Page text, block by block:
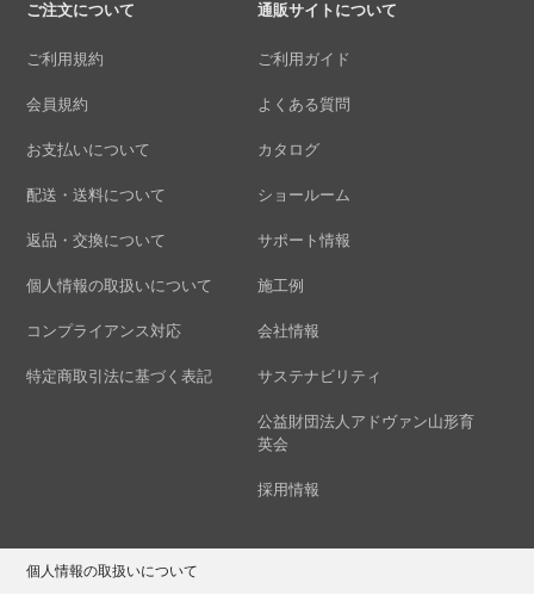
ご注文について
ご利用規約
会員規約
お支払いについて
配送・送料について
返品・交換について
個人情報の取扱いについて
コンプライアンス対応
特定商取引法に基づく表記
通販サイトについて
ご利用ガイド
よくある質問
カタログ
ショールーム
サポート情報
施工例
会社情報
サステナビリティ
公益財団法人アドヴァン山形育
英会
採用情報
個人情報の取扱いについて